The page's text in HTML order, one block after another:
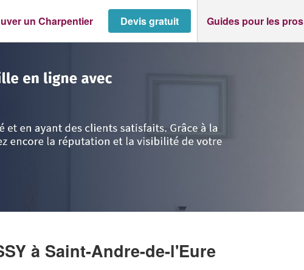
un Charpentier Devis gratuit Guides pour les pros
à Saint-Andre-de-l'Eure